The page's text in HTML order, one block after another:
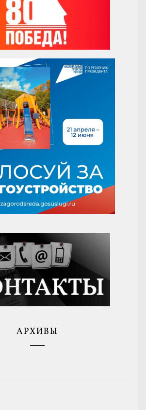
АРХИВЫ